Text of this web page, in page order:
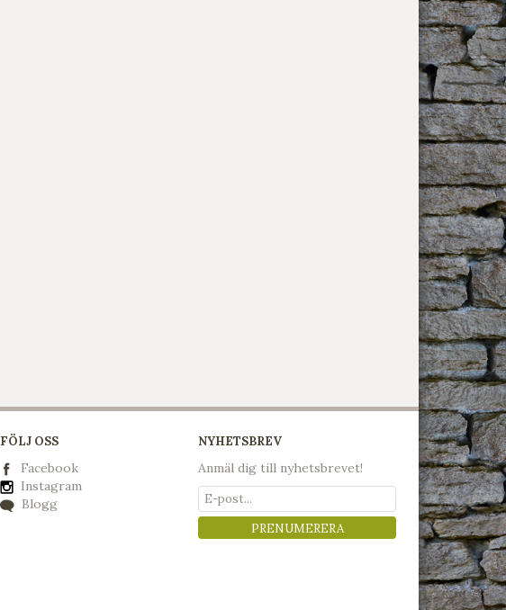
FÖLJ OSS
Facebook
Instagram
Blogg
NYHETSBREV
Anmäl dig till nyhetsbrevet!
PRENUMERERA